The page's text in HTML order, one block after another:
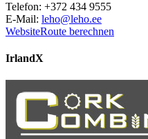
Telefon: +372 434 9555
E-Mail: leho@leho.ee
WebsiteRoute berechnen
IrlandX